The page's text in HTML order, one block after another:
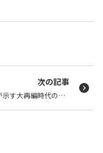
次の記事
セミナーのご案内『24年問題規制が示す大再編時代の到来』